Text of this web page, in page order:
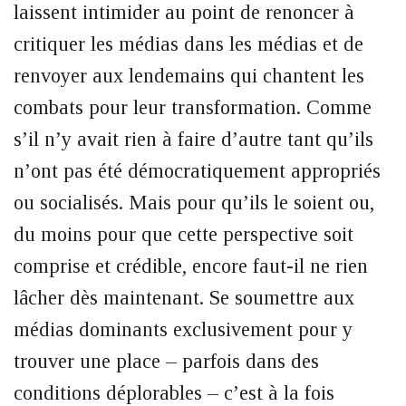
laissent intimider au point de renoncer à
critiquer les médias dans les médias et de
renvoyer aux lendemains qui chantent les
combats pour leur transformation. Comme
s’il n’y avait rien à faire d’autre tant qu’ils
n’ont pas été démocratiquement appropriés
ou socialisés. Mais pour qu’ils le soient ou,
du moins pour que cette perspective soit
comprise et crédible, encore faut-il ne rien
lâcher dès maintenant. Se soumettre aux
médias dominants exclusivement pour y
trouver une place – parfois dans des
conditions déplorables – c’est à la fois